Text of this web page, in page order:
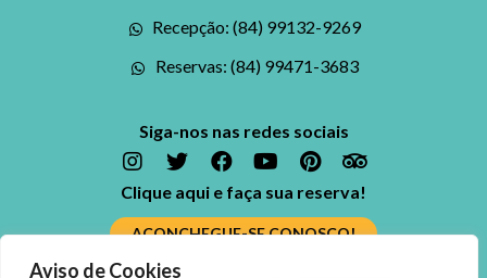
Aviso de Cookies
Recepção: (84) 99132-9269
Reservas: (84) 99471-3683
Siga-nos nas redes sociais
Clique aqui e faça sua reserva!
ACONCHEGUE-SE CONOSCO!